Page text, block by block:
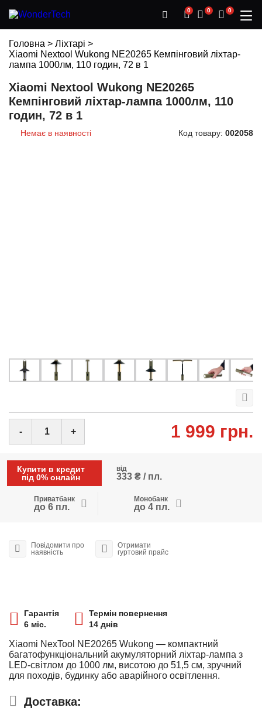
0 0 0
Головна > Ліхтарі >
Xiaomi Nextool Wukong NE20265 Кемпінговий ліхтар-
лампа 1000лм, 110 годин, 72 в 1
Xiaomi Nextool Wukong NE20265
Кемпінговий ліхтар-лампа 1000лм, 110
годин, 72 в 1
Немає в наявності Код товару: 002058
1 999 грн.
- +
Купити в кредит
під 0% онлайн
від
333 ₴ / пл.
Приватбанк
до 6 пл.
Монобанк
до 4 пл.
Повідомити про
наявність
Отримати
гуртовий прайс
Гарантія
6 міс.
Термін повернення
14 днів
Xiaomi NexTool NE20265 Wukong — компактний
багатофункціональний акумуляторний ліхтар-лампа з
LED-світлом до 1000 лм, висотою до 51,5 см, зручний
для походів, будинку або аварійного освітлення.
Доставка: